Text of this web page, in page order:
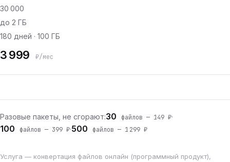
30 000
до 2 ГБ
180 дней · 100 ГБ
3 999 ₽/мес
Разовые пакеты, не сгорают:30 файлов — 149 ₽·
100 файлов — 399 ₽·500 файлов — 1 299 ₽
Услуга — конвертация файлов онлайн (программный продукт),